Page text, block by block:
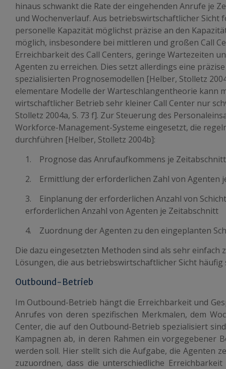
hinaus schwankt die Rate der eingehenden Anrufe je
und Wochenverlauf. Aus betriebswirtschaftlicher Sicht
personelle Kapazität möglichst präzise an den
möglich, insbesondere bei mittleren und großen Call
Erreichbarkeit des Call Centers, geringe Wartezeiten
Agenten zu erreichen. Dies setzt allerdings eine
spezialisierten Prognosemodellen [Helber, Stolletz
elementare Modelle der Warteschlangentheorie kann
wirtschaftlicher Betrieb sehr kleiner Call Center nur
Stolletz 2004a, S. 73 f]. Zur Steuerung des
Workforce-Management-Systeme eingesetzt, die
durchführen [Helber, Stolletz 2004b]:
1. Prognose das Anrufaufkommens je Zeitabschnitt
2. Ermittlung der erforderlichen Zahl von Agenten
3. Einplanung der erforderlichen Anzahl von
erforderlichen Anzahl von Agenten je Zeitabschnitt
4. Zuordnung der Agenten zu den eingeplanten
Die dazu eingesetzten Methoden sind als sehr einfach
Lösungen, die aus betriebswirtschaftlicher Sicht häufig
Outbound-Betrieb
Im Outbound-Betrieb hängt die Erreichbarkeit und
Anrufes von deren spezifischen Merkmalen, dem
Center, die auf den Outbound-Betrieb spezialisiert
Kampagnen ab, in deren Rahmen ein vorgegebener
werden soll. Hier stellt sich die Aufgabe, die Agenten
zuzuordnen, dass die unterschiedliche